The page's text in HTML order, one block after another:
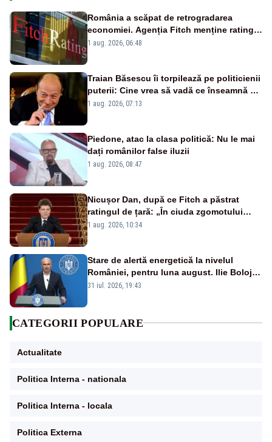
România a scăpat de retrogradarea
economiei. Agenția Fitch menține ratingul
„BBB-” cu perspectivă negativă
1 aug. 2026, 06:48
Traian Băsescu îi torpilează pe politicienii
puterii: Cine vrea să vadă ce înseamnă să
fii prost, se uită la România
1 aug. 2026, 07:13
Piedone, atac la clasa politică: Nu le mai
dați românilor false iluzii
1 aug. 2026, 08:47
Nicușor Dan, după ce Fitch a păstrat
ratingul de țară: „În ciuda zgomotului
politic, România funcționează”
1 aug. 2026, 10:34
Stare de alertă energetică la nivelul
României, pentru luna august. Ilie Bolojan
a anunțat importuri și posibile restricții –
31 iul. 2026, 19:43
CATEGORII POPULARE
Actualitate
Politica Interna - nationala
Politica Interna - locala
Politica Externa